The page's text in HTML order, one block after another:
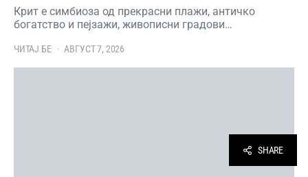
Крит е симбиоза од прекрасни плажи, античко
богатство и пејзажи, живописни градови…
ЧИТАЈ БЕ АВГУСТ 7, 2026
SHARE